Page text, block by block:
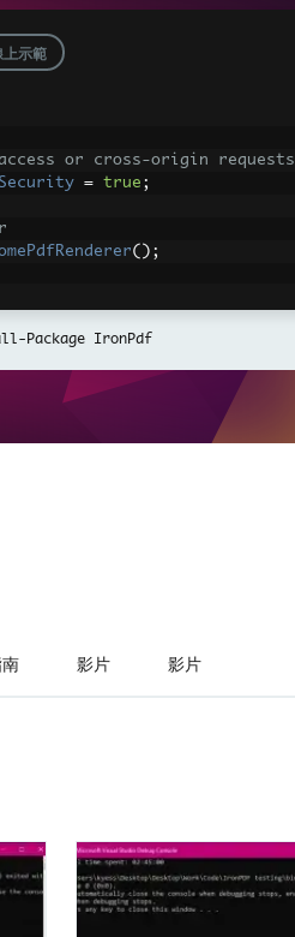
上示範
or cross-origin requests
= true ;
();
Package IronPdf
影片 影片